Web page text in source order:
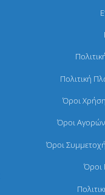
Πολιτική
Όροι
Όροι
Όροι
Όροι